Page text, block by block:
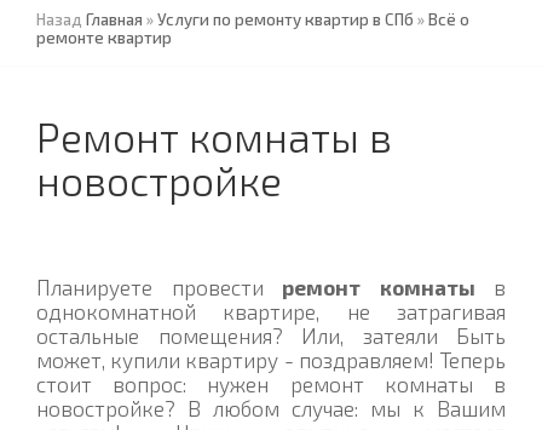
Назад Главная »Услуги по ремонту квартир в СПб »Всё о
ремонте квартир
Ремонт комнаты в
новостройке
Планируете провести ремонт комнаты в
однокомнатной квартире, не затрагивая
остальные помещения? Или, затеяли Быть
может, купили квартиру - поздравляем! Теперь
стоит вопрос: нужен ремонт комнаты в
новостройке? В любом случае: мы к Вашим